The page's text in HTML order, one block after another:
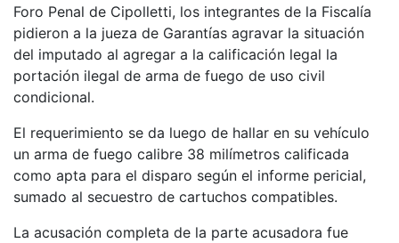
Foro Penal de Cipolletti, los integrantes de la Fiscalía
pidieron a la jueza de Garantías agravar la situación
del imputado al agregar a la calificación legal la
portación ilegal de arma de fuego de uso civil
condicional.
El requerimiento se da luego de hallar en su vehículo
un arma de fuego calibre 38 milímetros calificada
como apta para el disparo según el informe pericial,
sumado al secuestro de cartuchos compatibles.
La acusación completa de la parte acusadora fue